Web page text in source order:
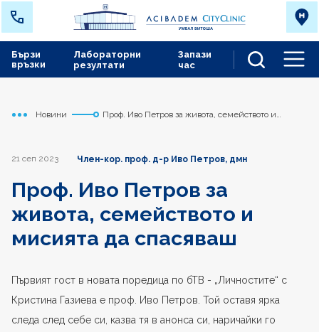
Лабораторни
резултати
Запази
час
Бързи
връзки
Начало
Сърдечно съдов център
Новини
Проф. Иво Петров за живота, семейството и
21 сеп 2023 Член-кор. проф. д-р Иво Петров, дмн
Проф. Иво Петров за
живота, семейството и
мисията да спасяваш
Първият гост в новата поредица по бТВ - „Личностите“ с
Кристина Газиева е проф. Иво Петров. Той оставя ярка
следа след себе си, казва тя в анонса си, наричайки го